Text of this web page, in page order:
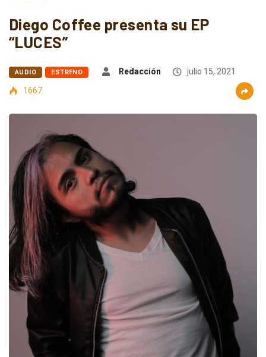
Diego Coffee presenta su EP
“LUCES”
AUDIO ESTRENO Redacción
julio 15, 2021
1667